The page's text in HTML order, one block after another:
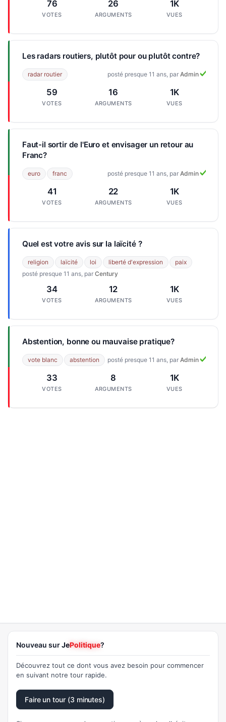
76
VOTES
26
ARGUMENTS
1K
VUES
59
VOTES
16
ARGUMENTS
1K
VUES
Les radars routiers, plutôt pour ou plutôt contre?
radar routier posté presque 11 ans, parAdmin
41
VOTES
22
ARGUMENTS
1K
VUES
Faut-il sortir de l'Euro et envisager un retour au
Franc?
euro franc posté presque 11 ans, parAdmin
34
VOTES
12
ARGUMENTS
1K
VUES
Quel est votre avis sur la laïcité ?
religion laïcité loi liberté d'expression
paix
posté presque 11 ans, par Century
33
VOTES
8
ARGUMENTS
1K
VUES
Abstention, bonne ou mauvaise pratique?
vote blanc abstention posté presque 11 ans, parAdmin
Nouveau surJePolitique?
Découvrez tout ce dont vous avez besoin pour commencer
en suivant notre tour rapide.
Faire un tour (3 minutes)